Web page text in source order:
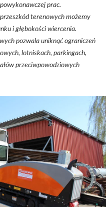
prac.
terenowych możemy
i głębokości wiercenia.
pozwala uniknąć ograniczeń
lotniskach, parkingach,
przeciwpowodziowych